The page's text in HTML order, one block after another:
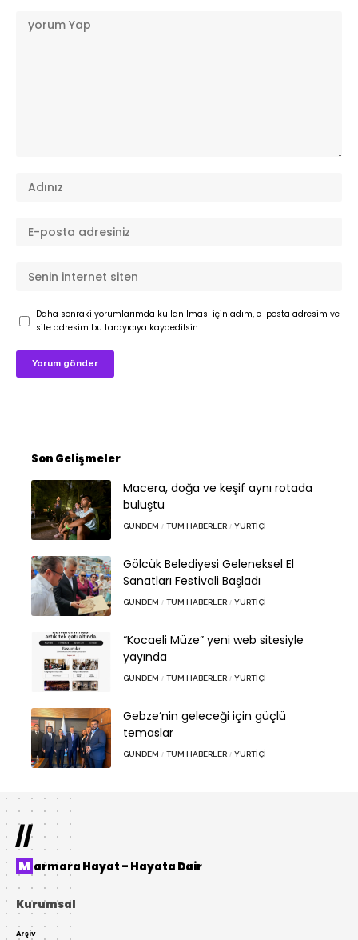
Daha sonraki yorumlarımda kullanılması için adım, e-posta adresim ve
site adresim bu tarayıcıya kaydedilsin.
Son Gelişmeler
Macera, doğa ve keşif aynı rotada
buluştu
GÜNDEM TÜM HABERLER YURTIÇI
Gölcük Belediyesi Geleneksel El
Sanatları Festivali Başladı
GÜNDEM TÜM HABERLER YURTIÇI
“Kocaeli Müze” yeni web sitesiyle
yayında
GÜNDEM TÜM HABERLER YURTIÇI
Gebze’nin geleceği için güçlü
temaslar
GÜNDEM TÜM HABERLER YURTIÇI
//
Marmara Hayat – Hayata Dair
Kurumsal
Arşiv